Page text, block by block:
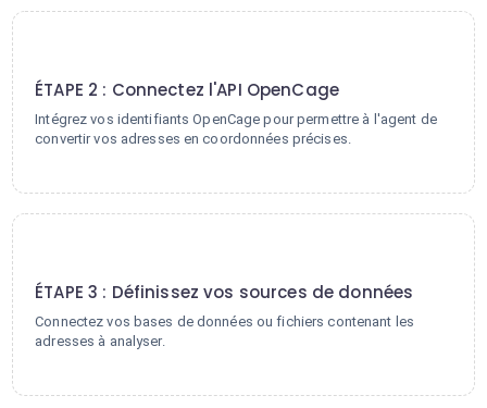
ÉTAPE 2 : Connectez l'API OpenCage
Intégrez vos identifiants OpenCage pour permettre à l'agent de
convertir vos adresses en coordonnées précises.
ÉTAPE 3 : Définissez vos sources de données
Connectez vos bases de données ou fichiers contenant les
adresses à analyser.